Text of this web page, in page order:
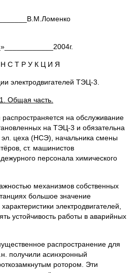
С Т Р У К Ц И Я
электродвигателей ТЭЦ-3.
1. Общая часть.
на обслуживание
на ТЭЦ-3 и обязательна
цеха (НСЭ), начальника смены
ст. машинистов
персонала химического
механизмов собственных
большое значение
электродвигателей,
устойчивость работы в аварийных
распространение для
получили асинхронный
ротором. Эти